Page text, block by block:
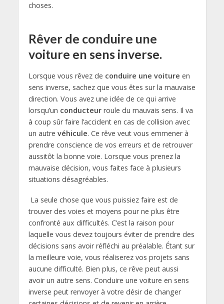
choses.
Rêver de conduire une
voiture en sens inverse.
Lorsque vous rêvez de conduire une voiture en
sens inverse, sachez que vous êtes sur la mauvaise
direction. Vous avez une idée de ce qui arrive
lorsqu’un conducteurroule du mauvais sens. Il va
à coup sûr faire l’accident en cas de collision avec
un autre véhicule. Ce rêve veut vous emmener à
prendre conscience de vos erreurs et de retrouver
aussitôt la bonne voie. Lorsque vous prenez la
mauvaise décision, vous faites face à plusieurs
situations désagréables.
La seule chose que vous puissiez faire est de
trouver des voies et moyens pour ne plus être
confronté aux difficultés. C’est la raison pour
laquelle vous devez toujours éviter de prendre des
décisions sans avoir réfléchi au préalable. Étant sur
la meilleure voie, vous réaliserez vos projets sans
aucune difficulté. Bien plus, ce rêve peut aussi
avoir un autre sens. Conduire une voiture en sens
inverse peut renvoyer à votre désir de changer